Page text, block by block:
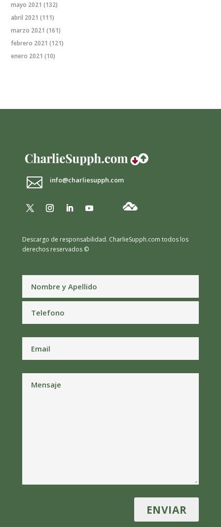
mayo 2021 (132)
abril 2021 (111)
marzo 2021 (161)
febrero 2021 (121)
enero 2021 (10)
 info@charliesupph.com
Descargo de responsabilidad. CharlieSupph.com todos los
derechos reservados ©